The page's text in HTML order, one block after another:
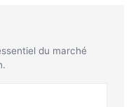
du marché